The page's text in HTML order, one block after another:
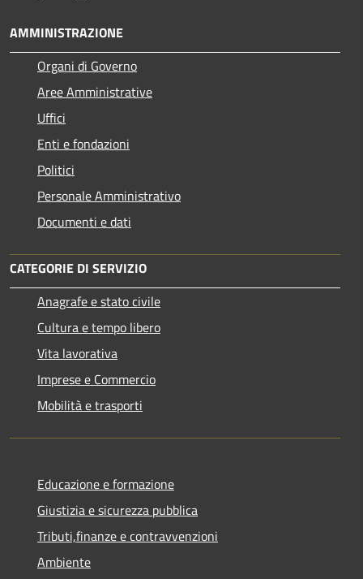
AMMINISTRAZIONE
Organi di Governo
Aree Amministrative
Uffici
Enti e fondazioni
Politici
Personale Amministrativo
Documenti e dati
CATEGORIE DI SERVIZIO
Anagrafe e stato civile
Cultura e tempo libero
Vita lavorativa
Imprese e Commercio
Mobilità e trasporti
Educazione e formazione
Giustizia e sicurezza pubblica
Tributi,finanze e contravvenzioni
Ambiente